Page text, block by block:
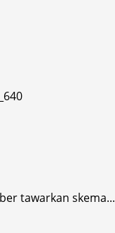
tawarkan skema...